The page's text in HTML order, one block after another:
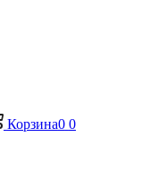
Корзина0 0